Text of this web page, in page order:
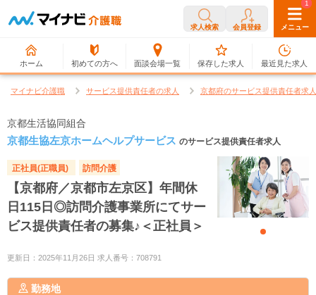
求人検索 会員登録 メニュー
ホーム 初めての方へ 面談会場一覧
0
保存した求人
1
最近見た求人
マイナビ介護職 サービス提供責任者の求人 京都府のサービス提供責任者求人
京都生活協同組合
京都生協左京ホームヘルプサービス のサービス提供責任者求人
正社員(正職員) 訪問介護
【京都府／京都市左京区】年間休
日115日◎訪問介護事業所にてサー
ビス提供責任者の募集♪＜正社員＞
更新日：2025年11月26日 求人番号：708791
勤務地